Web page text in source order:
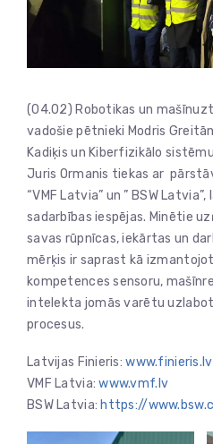
(04.02) Robotikas un
vadošie pētnieki Modris
Kadiķis un Kiberfizikālo
Juris Ormanis tiekas ar
“VMF Latvia” un ” BSW
sadarbības iespējas. Minētie
savas rūpnīcas, iekārtas un
mērķis ir saprast kā izmantojot
kompetences sensoru,
intelekta jomās varētu
procesus.
Latvijas Finieris:www.finieris.lv
VMF Latvia:www.vmf.lv
BSW Latvia: https://